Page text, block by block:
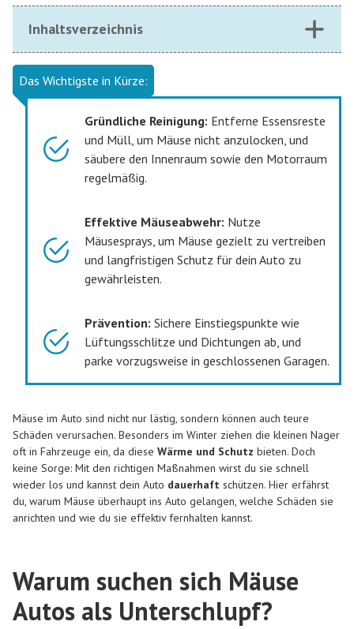
Inhaltsverzeichnis
Das Wichtigste in Kürze:
Gründliche Reinigung: Entferne Essensreste
und Müll, um Mäuse nicht anzulocken, und
säubere den Innenraum sowie den Motorraum
regelmäßig.
Effektive Mäuseabwehr: Nutze
Mäusesprays, um Mäuse gezielt zu vertreiben
und langfristigen Schutz für dein Auto zu
gewährleisten.
Prävention: Sichere Einstiegspunkte wie
Lüftungsschlitze und Dichtungen ab, und
parke vorzugsweise in geschlossenen Garagen.
Mäuse im Auto sind nicht nur lästig, sondern können auch teure
Schäden verursachen. Besonders im Winter ziehen die kleinen Nager
oft in Fahrzeuge ein, da diese Wärme und Schutz bieten. Doch
keine Sorge: Mit den richtigen Maßnahmen wirst du sie schnell
wieder los und kannst dein Auto dauerhaft schützen. Hier erfährst
du, warum Mäuse überhaupt ins Auto gelangen, welche Schäden sie
anrichten und wie du sie effektiv fernhalten kannst.
Warum suchen sich Mäuse
Autos als Unterschlupf?